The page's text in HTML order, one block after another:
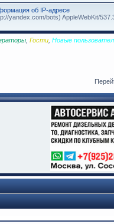
об IP-адресе
yandex.com/bots) AppleWebKit/
Гости Новые